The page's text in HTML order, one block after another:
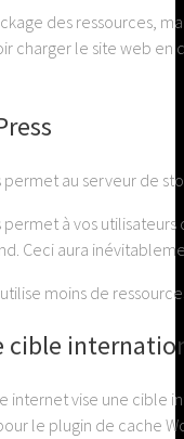
des ressources,
charger le site web
au serveur de
à vos
Ceci aura
moins de
cible
internet vise une
le plugin de cache